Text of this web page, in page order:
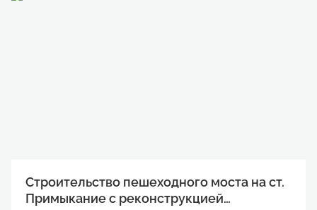
Строительство пешеходного моста на ст.
Примыкание с реконструкцией